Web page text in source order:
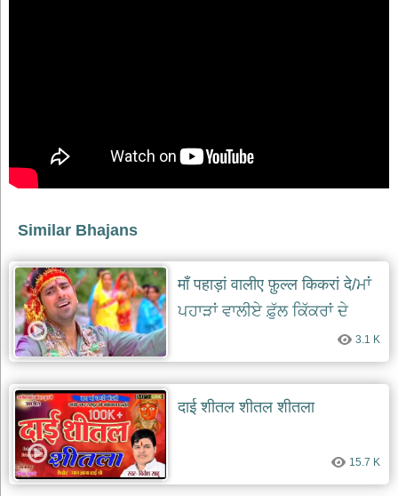
Similar Bhajans
माँ पहाड़ां वालीए फ़ुल्ल किकरां दे/ਮਾਂ
ਪਹਾੜਾਂ ਵਾਲੀਏ ਫ਼ੁੱਲ ਕਿੱਕਰਾਂ ਦੇ
3.1 K
दाई शीतल शीतल शीतला
15.7 K